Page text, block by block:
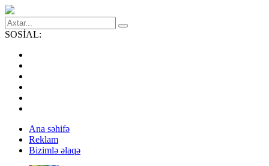
SOSİAL:
Ana səhifə
Reklam
Bizimlə əlaqə